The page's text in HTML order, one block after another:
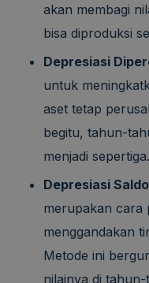
akan membagi
bisa diproduksi
Depresiasi
untuk
aset tetap
begitu, tahun-
menjadi sepertiga.
Depresiasi
merupakan cara
menggandakan
Metode ini
nilainya di